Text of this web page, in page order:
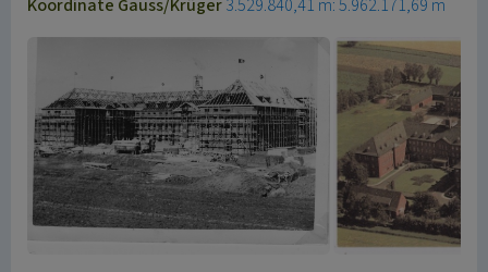
Koordinate Gauss/Krüger3.529.840,41 m: 5.962.171,69 m